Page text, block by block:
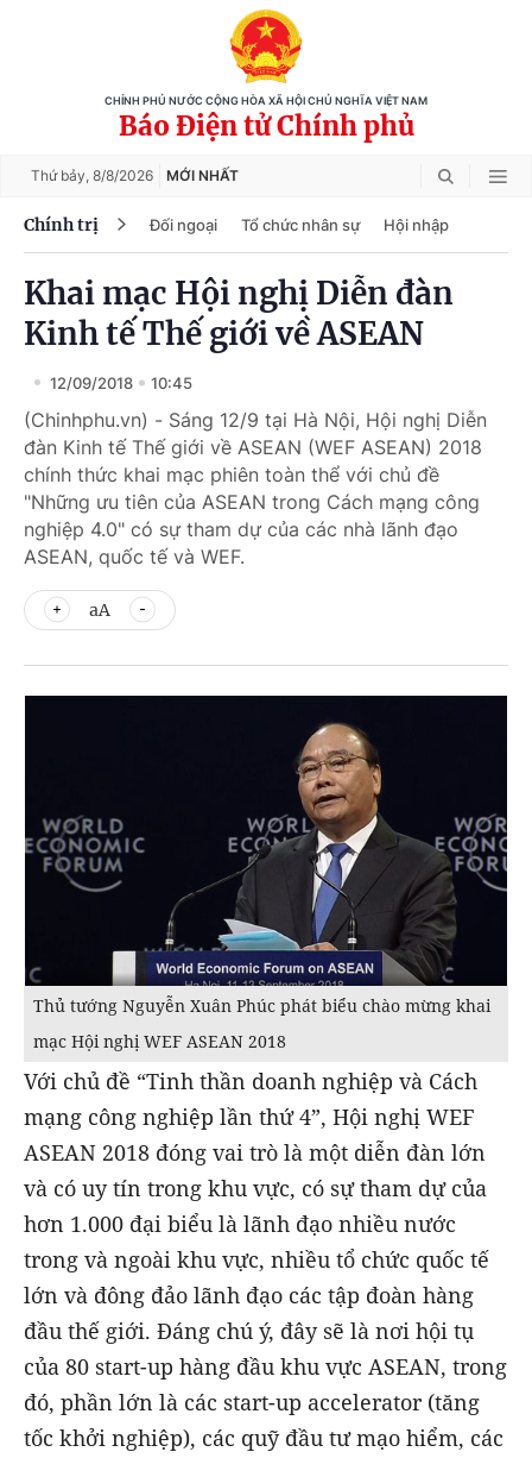
CHÍNH PHỦ NƯỚC CỘNG HÒA XÃ HỘI CHỦ NGHĨA VIỆT NAM
Báo Điện tử Chính phủ
Thứ bảy, 8/8/2026 MỚI NHẤT
Chính trị Đối ngoại Tổ chức nhân sự Hội nhập
Khai mạc Hội nghị Diễn đàn
Kinh tế Thế giới về ASEAN
12/09/2018 10:45
(Chinhphu.vn) - Sáng 12/9 tại Hà Nội, Hội nghị Diễn
đàn Kinh tế Thế giới về ASEAN (WEF ASEAN) 2018
chính thức khai mạc phiên toàn thể với chủ đề
"Những ưu tiên của ASEAN trong Cách mạng công
nghiệp 4.0" có sự tham dự của các nhà lãnh đạo
ASEAN, quốc tế và WEF.
aA
Thủ tướng Nguyễn Xuân Phúc phát biểu chào mừng khai
mạc Hội nghị WEF ASEAN 2018
Với chủ đề “Tinh thần doanh nghiệp và Cách
mạng công nghiệp lần thứ 4”, Hội nghị WEF
ASEAN 2018 đóng vai trò là một diễn đàn lớn
và có uy tín trong khu vực, có sự tham dự của
hơn 1.000 đại biểu là lãnh đạo nhiều nước
trong và ngoài khu vực, nhiều tổ chức quốc tế
lớn và đông đảo lãnh đạo các tập đoàn hàng
đầu thế giới. Đáng chú ý, đây sẽ là nơi hội tụ
của 80 start-up hàng đầu khu vực ASEAN, trong
đó, phần lớn là các start-up accelerator (tăng
tốc khởi nghiệp), các quỹ đầu tư mạo hiểm, các